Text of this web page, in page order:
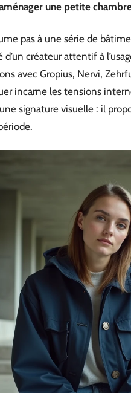
une petite
pas à une série de
créateur attentif à
avec Gropius, Nervi,
incarne les tensions
signature visuelle : il